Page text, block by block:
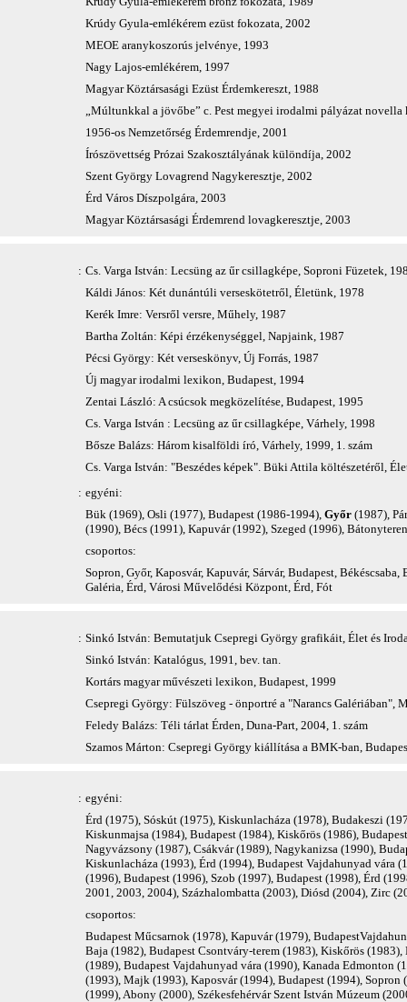
Krúdy Gyula-emlékérem ezüst fokozata, 2002
MEOE aranykoszorús jelvénye, 1993
Nagy Lajos-emlékérem, 1997
Magyar Köztársasági Ezüst Érdemkereszt, 1988
„Múltunkkal a jövőbe” c. Pest megyei irodalmi pályázat
1956-os Nemzetőrség Érdemrendje, 2001
Írószövettség Prózai Szakosztályának különdíja, 2002
Szent György Lovagrend Nagykeresztje, 2002
Érd Város Díszpolgára, 2003
Magyar Köztársasági Érdemrend lovagkeresztje, 2003
: Cs. Varga István: Lecsüng az űr csillagképe, Soproni Füzetek,
Káldi János: Két dunántúli verseskötetről, Életünk, 1978
Kerék Imre: Versről versre, Műhely, 1987
Bartha Zoltán: Képi érzékenységgel, Napjaink, 1987
Pécsi György: Két verseskönyv, Új Forrás, 1987
Új magyar irodalmi lexikon, Budapest, 1994
Zentai László: A csúcsok megközelítése, Budapest, 1995
Cs. Varga István : Lecsüng az űr csillagképe, Várhely, 1998
Bősze Balázs: Három kisalföldi író, Várhely, 1999, 1. szám
Cs. Varga István: "Beszédes képek". Büki Attila költészetéről,
: egyéni:
Bük (1969), Osli (1977), Budapest (1986-1994), Győr (1987),
(1990), Bécs (1991), Kapuvár (1992), Szeged (1996),
csoportos:
Sopron, Győr, Kaposvár, Kapuvár, Sárvár, Budapest,
Galéria, Érd, Városi Művelődési Központ, Érd, Fót
: Sinkó István: Bemutatjuk Csepregi György grafikáit, Élet és
Sinkó István: Katalógus, 1991, bev. tan.
Kortárs magyar művészeti lexikon, Budapest, 1999
Csepregi György: Fülszöveg - önportré a "Narancs Galériában",
Feledy Balázs: Téli tárlat Érden, Duna-Part, 2004, 1. szám
Szamos Márton: Csepregi György kiállítása a BMK-ban,
: egyéni:
Érd (1975), Sóskút (1975), Kiskunlacháza (1978), Budakeszi
Kiskunmajsa (1984), Budapest (1984), Kiskőrös (1986),
Nagyvázsony (1987), Csákvár (1989), Nagykanizsa (1990),
Kiskunlacháza (1993), Érd (1994), Budapest Vajdahunyad vára
(1996), Budapest (1996), Szob (1997), Budapest (1998), Érd
2001, 2003, 2004), Százhalombatta (2003), Diósd (2004), Zirc
csoportos:
Budapest Műcsarnok (1978), Kapuvár (1979),
Baja (1982), Budapest Csontváry-terem (1983), Kiskőrös
(1989), Budapest Vajdahunyad vára (1990), Kanada Edmonton
(1993), Majk (1993), Kaposvár (1994), Budapest (1994),
(1999), Abony (2000), Székesfehérvár Szent István Múzeum